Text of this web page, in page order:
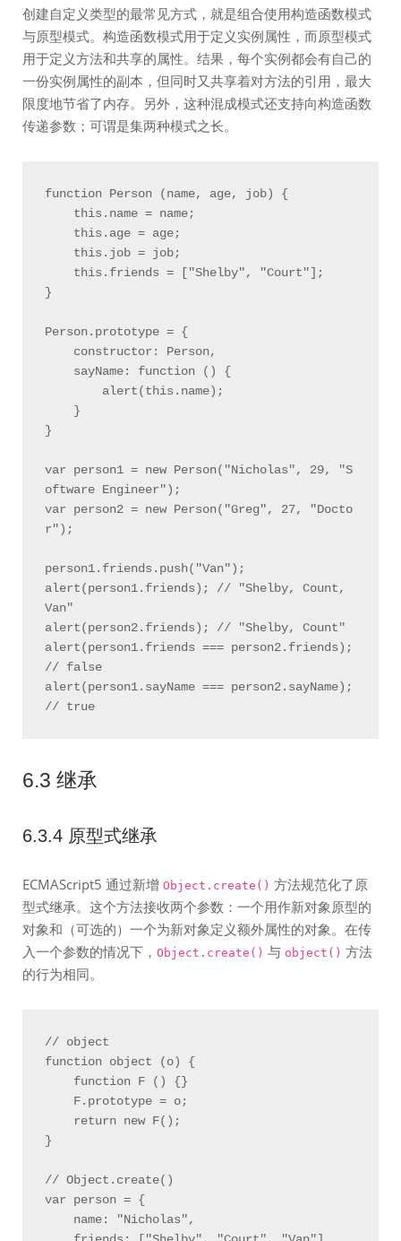
创建自定义类型的最常见方式，就是组合使用构造函数模式
与原型模式。构造函数模式用于定义实例属性，而原型模式
用于定义方法和共享的属性。结果，每个实例都会有自己的
一份实例属性的副本，但同时又共享着对方法的引用，最大
限度地节省了内存。另外，这种混成模式还支持向构造函数
传递参数；可谓是集两种模式之长。
function Person (name, age, job) {
}
Person.prototype = {
}
var person1 = new Person("Nicholas", 29, "S
oftware Engineer");
var person2 = new Person("Greg", 27, "Docto
r");
person1.friends.push("Van");
alert(person1.friends); // "Shelby, Count,
Van"
alert(person2.friends); // "Shelby, Count"
alert(person1.friends === person2.friends);
// false
alert(person1.sayName === person2.sayName);
6.3 继承
6.3.4 原型式继承
ECMAScript5 通过新增 Object.create() 方法规范化了原
型式继承。这个方法接收两个参数：一个用作新对象原型的
对象和（可选的）一个为新对象定义额外属性的对象。在传
入一个参数的情况下， Object.create() 与 object() 方法
的行为相同。
// object
function object (o) {
}
// Object.create()
var person = {